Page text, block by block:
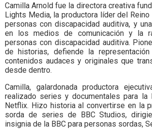
Camilla Arnold fue la directora creativa
Lights Media, la productora líder del
personas con discapacidad auditiva, y
en los medios de comunicación y la
personas con discapacidad auditiva.
de historias, defiende la
contenidos audaces y originales que
desde dentro.
Camilla, galardonada productora
realizado series y documentales para la
Netflix. Hizo historia al convertirse en la
sorda de series de BBC Studios,
insignia de la BBC para personas sordas,